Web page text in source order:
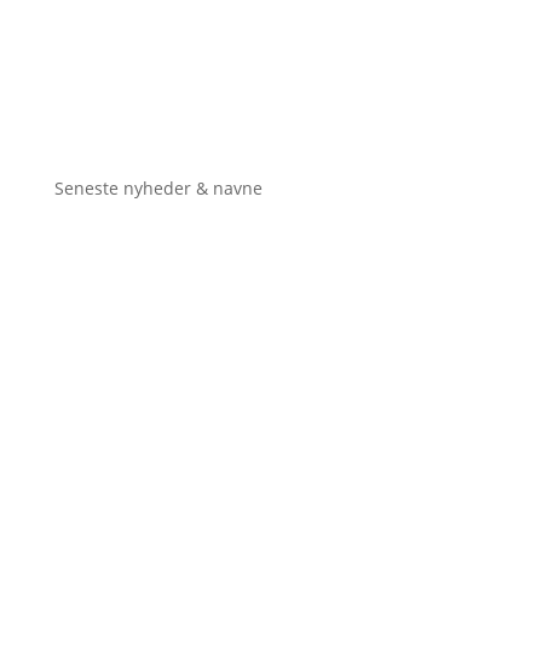
Seneste nyheder & navne